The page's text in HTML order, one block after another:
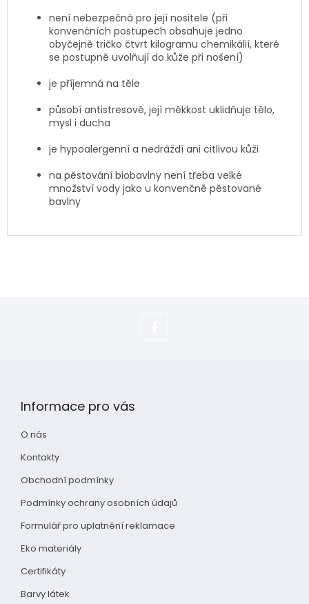
není nebezpečná pro její nositele (při
konvenčních postupech obsahuje jedno
obyčejně tričko čtvrt kilogramu chemikálií, které
se postupně uvolňují do kůže při nošení)
je příjemná na těle
působí antistresově, její měkkost uklidňuje tělo,
mysl i ducha
je hypoalergenní a nedráždí ani citlivou kůži
na pěstování biobavlny není třeba velké
množství vody jako u konvenčně pěstované
bavlny
Informace pro vás
O nás
Kontakty
Obchodní podmínky
Podmínky ochrany osobních údajů
Formulář pro uplatnění reklamace
Eko materiály
Certifikáty
Barvy látek